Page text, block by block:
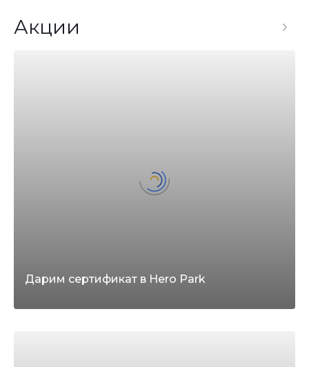
Акции
Дарим сертификат в Hero Park